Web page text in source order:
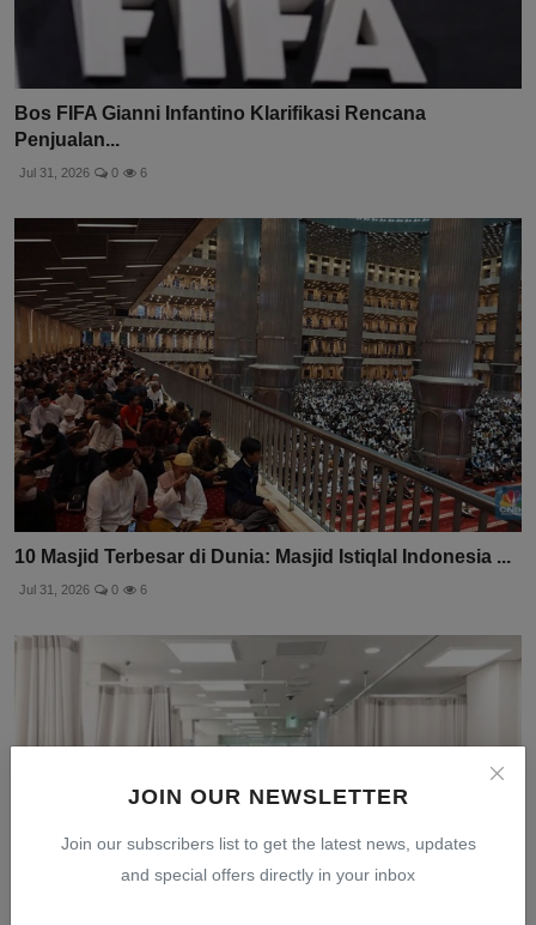
JOIN OUR NEWSLETTER
Join our subscribers list to get the latest news, updates
and special offers directly in your inbox
Bos FIFA Gianni Infantino Klarifikasi Rencana
Penjualan...
Jul 31, 2026 0 6
10 Masjid Terbesar di Dunia: Masjid Istiqlal Indonesia ...
Jul 31, 2026 0 6